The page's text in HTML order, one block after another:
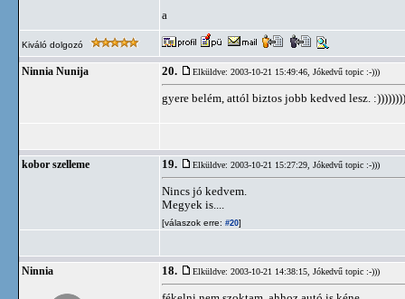
a
Kiváló dolgozó
Ninnia Nunija 20. Elküldve: 2003-10-21 15:49:46, Jókedvű topic :-)))
gyere belém, attól biztos jobb kedved lesz.
kobor szelleme 19. Elküldve: 2003-10-21 15:27:29, Jókedvű topic :-)))
Nincs jó kedvem.
Megyek is....
[válaszok erre: #20]
Ninnia 18. Elküldve: 2003-10-21 14:38:15, Jókedvű topic :-)))